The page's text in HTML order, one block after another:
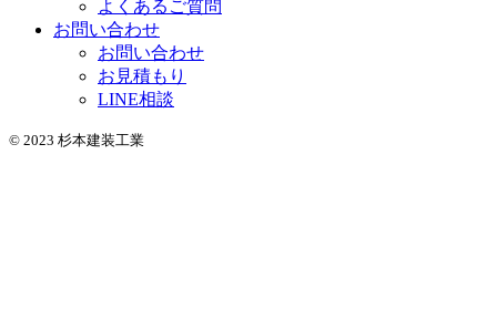
よくあるご質問
お問い合わせ
お問い合わせ
お見積もり
LINE相談
© 2023 杉本建装工業